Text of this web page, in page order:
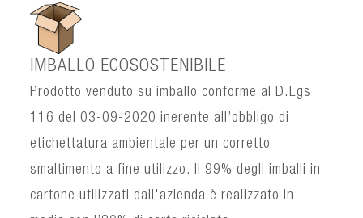
IMBALLO ECOSOSTENIBILE
Prodotto venduto su imballo conforme al D.Lgs
116 del 03-09-2020 inerente all’obbligo di
etichettatura ambientale per un corretto
smaltimento a fine utilizzo. Il 99% degli imballi in
cartone utilizzati dall'azienda è realizzato in